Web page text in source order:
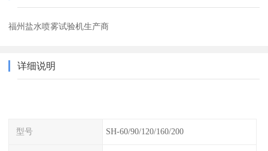
福州盐水喷雾试验机生产商
详细说明
型号 SH-60/90/120/160/200